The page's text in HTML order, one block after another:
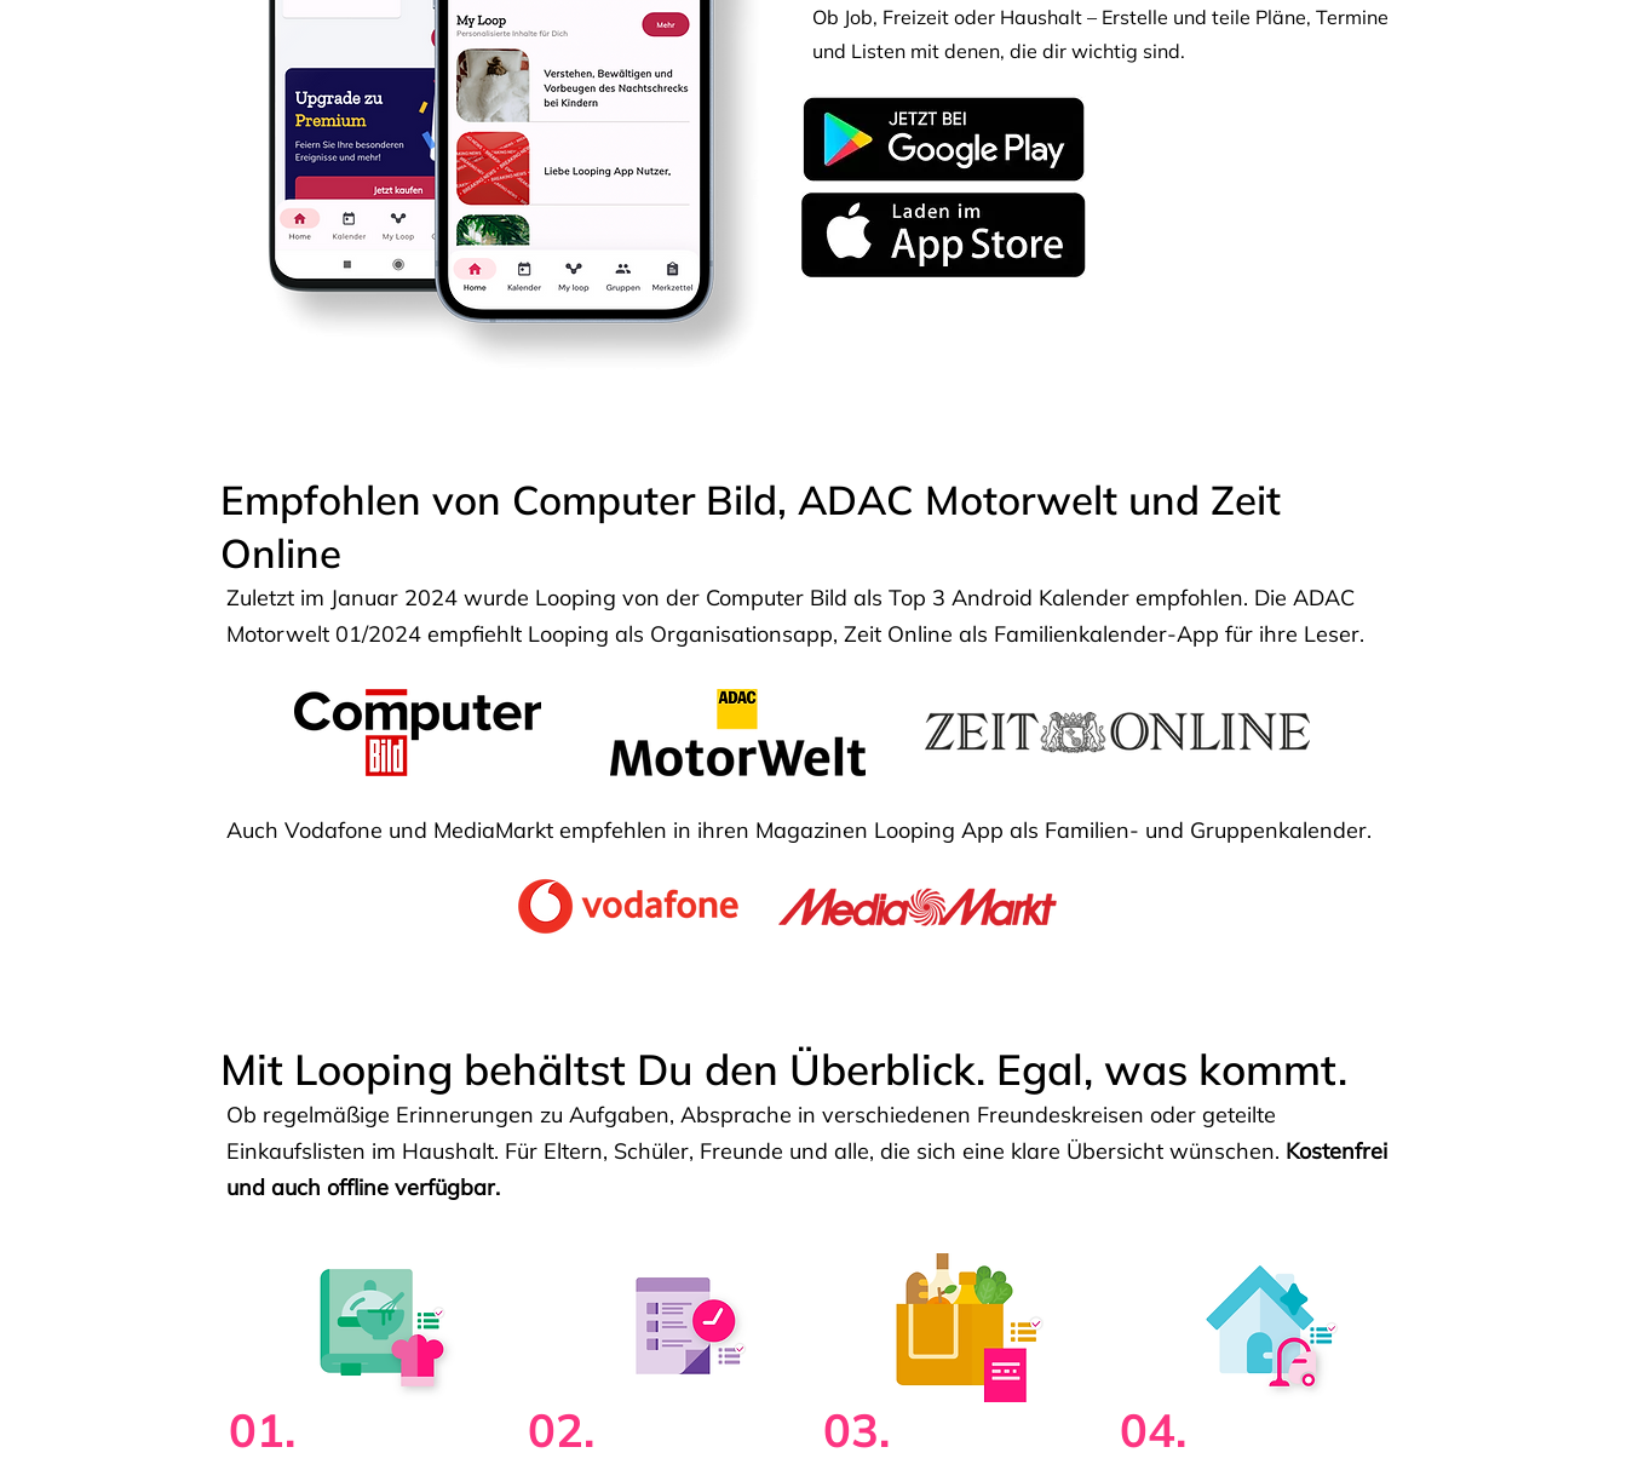
Ob Job, Freizeit oder Haushalt – Erstelle und teile Pläne, Termine
und Listen mit denen, die dir wichtig sind.
Empfohlen von Computer Bild, ADAC Motorwelt und Zeit
Online
Zuletzt im Januar 2024 wurde Looping von der Computer Bild als Top 3 Android Kalender empfohlen. Die ADAC
Motorwelt 01/2024 empfiehlt Looping als Organisationsapp, Zeit Online als Familienkalender-App für ihre Leser.
Auch Vodafone und MediaMarkt empfehlen in ihren Magazinen Looping App als Familien- und Gruppenkalender.
Mit Looping behältst Du den Überblick. Egal, was kommt.
Ob regelmäßige Erinnerungen zu Aufgaben, Absprache in verschiedenen Freundeskreisen oder geteilte
Einkaufslisten im Haushalt. Für Eltern, Schüler, Freunde und alle, die sich eine klare Übersicht wünschen. Kostenfrei
und auch offline verfügbar.
01. 02. 03. 04.